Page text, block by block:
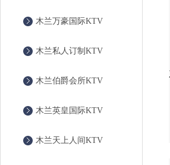
木兰万豪国际KTV
木兰私人订制KTV
木兰伯爵会所KTV
木兰英皇国际KTV
木兰天上人间KTV